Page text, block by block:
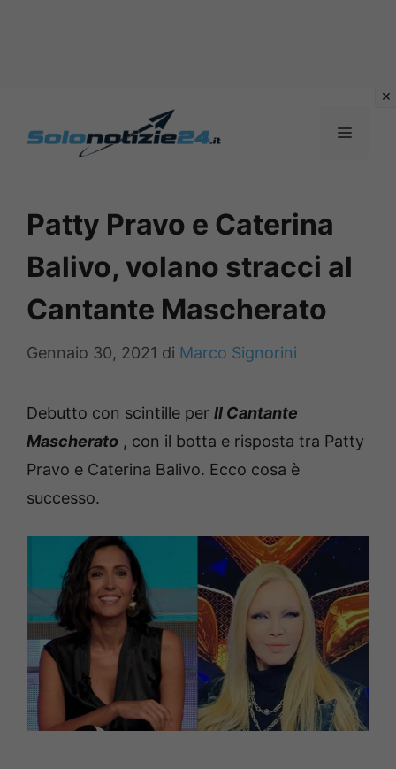
MENU
Patty Pravo e Caterina
Balivo, volano stracci al
Cantante Mascherato
Gennaio 30, 2021 di Marco Signorini
Debutto con scintille per Il Cantante
Mascherato , con il botta e risposta tra Patty
Pravo e Caterina Balivo. Ecco cosa è
successo.